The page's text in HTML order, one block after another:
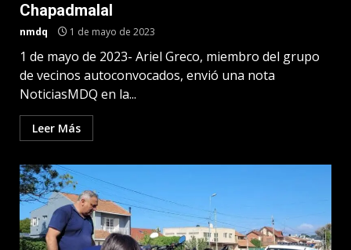
Chapadmalal
nmdq 1 de mayo de 2023
1 de mayo de 2023- Ariel Greco, miembro del grupo
de vecinos autoconvocados, envió una nota
NoticiasMDQ en la...
Leer Más